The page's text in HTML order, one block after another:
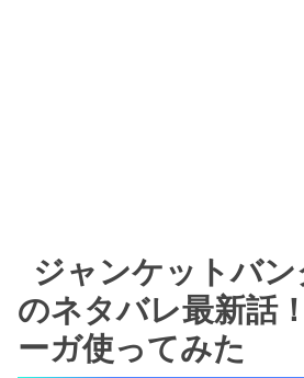
ジャンケットバ
のネタバレ最新話
ーガ使ってみた